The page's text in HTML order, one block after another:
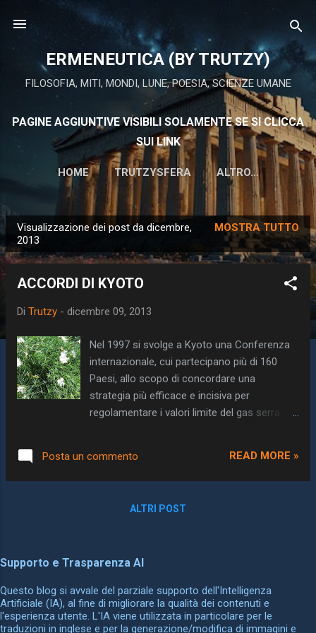
Passa ai contenuti principali
ERMENEUTICA (BY TRUTZY)
FILOSOFIA, MITI, MONDI, LUNE, POESIA, SCIENZE UMANE
PAGINE AGGIUNTIVE VISIBILI SOLAMENTE SE SI CLICCA
SUI LINK
HOME TRUTZYSFERA ALTRO…
o
Visualizzazione dei post da dicembre,
2013
MOSTRA TUTTO
ACCORDI DI KYOTO
Di Trutzy - dicembre 09, 2013
Nel 1997 si svolge a Kyoto una Conferenza
internazionale, cui partecipano più di 160
Paesi, allo scopo di concordare una
strategia più efficace e incisiva per
regolamentare i valori limite del gas serra.
Kyoto, nel quale si indicano gli obiettivi
internazionali per ridurre i gas, soprattutto
produrre energia, ritenuti responsabili del
All'incontro del 1997 nella città nipponica
per rendere meno generici gli impegni
assunti a Kyoto. Purtroppo le resistenze di
Posta un commento READ MORE »
ALTRI POST
Supporto e Trasparenza AI
Questo blog si avvale del parziale supporto dell'Intelligenza
Artificiale (IA), al fine di migliorare la qualità dei contenuti e
l'esperienza utente. L'IA viene utilizzata in particolare per le
traduzioni in inglese e per la generazione/modifica di immagini e